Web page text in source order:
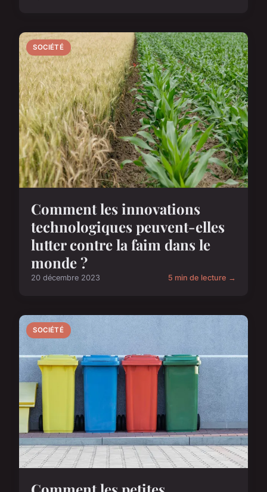
SOCIÉTÉ
Comment les innovations
technologiques peuvent-elles
lutter contre la faim dans le
monde ?
20 décembre 2023 5 min de lecture →
SOCIÉTÉ